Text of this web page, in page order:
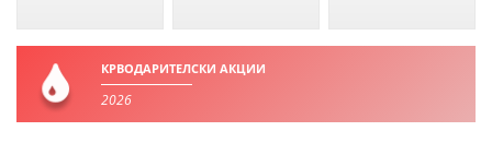
КРВОДАРИТЕЛСКИ АКЦИИ
2026